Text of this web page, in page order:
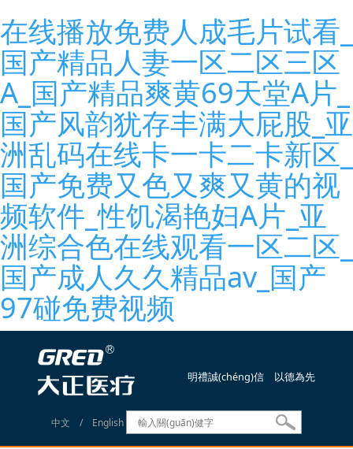
在线播放免费人成毛片试看_
国产精品人妻一区二区三区
A_国产精品爽黄69天堂A片_
国产风韵犹存丰满大屁股_亚
洲乱码在线卡一卡二卡新区_
国产免费又色又爽又黄的视
频软件_性饥渴艳妇A片_亚
洲综合色在线观看一区二区_
国产成人久久精品av_国产
97碰免费视频
明禮誠(chéng)信 以德為先
中文 / English